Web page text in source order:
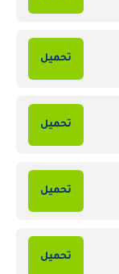
تحميل
تحميل
تحميل
تحميل